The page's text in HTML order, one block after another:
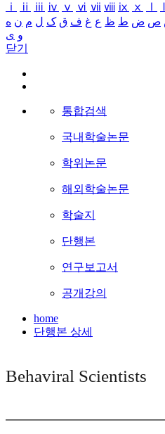
ⅰ
ⅱ ⅲ ⅳ ⅴ ⅵ ⅶ ⅷ ⅸ ⅹ
ص ض ط ظ ع غ ف ق ک ل م ن ه
و ی
닫기
통합검색
국내학술논문
학위논문
해외학술논문
학술지
단행본
연구보고서
공개강의
home
단행본 상세
Behaviral Scientists